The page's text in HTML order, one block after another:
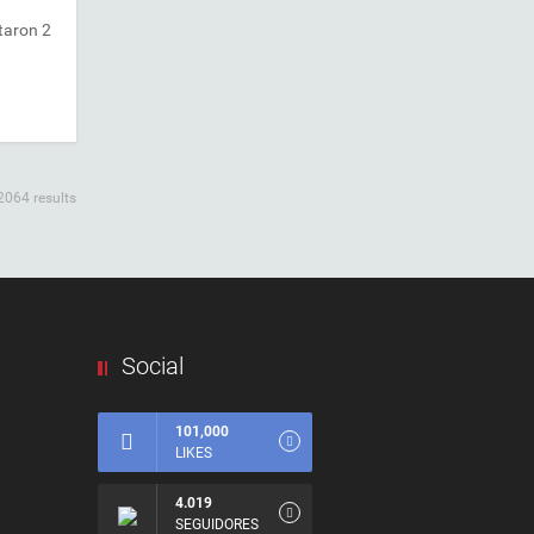
2
results
Social
101,000
LIKES
4.019
SEGUIDORES